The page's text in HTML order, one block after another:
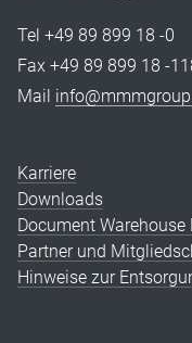
Tel +49 89 899 18 -0
Fax +49 89 899 18 -
Mail
Karriere
Downloads
Document Warehouse
Partner und
Hinweise zur